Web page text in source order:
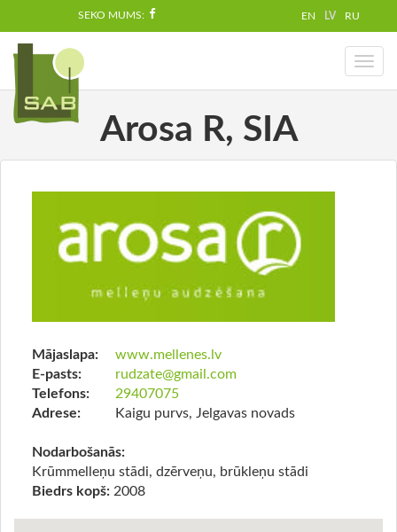
SEKO MUMS: EN LV RU
Toggle
Arosa R, SIA
Mājaslapa:
www.mellenes.lv
E-pasts:
rudzate@gmail.com
Telefons:
29407075
Adrese:
Kaigu purvs, Jelgavas novads
Nodarbošanās:
Krūmmelleņu stādi, dzērveņu, brūkleņu stādi
Biedrs kopš: 2008